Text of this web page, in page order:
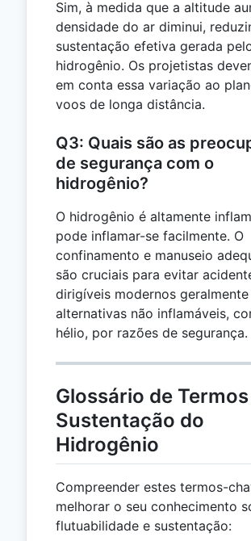
Sim, à medida que a altitude
densidade do ar diminui,
sustentação efetiva gerada
hidrogênio. Os projetistas
em conta essa variação ao
voos de longa distância.
Q3: Quais são as
de segurança com o
hidrogênio?
O hidrogênio é altamente
pode inflamar-se facilmente. O
confinamento e manuseio
são cruciais para evitar
dirigíveis modernos geralmente
alternativas não inflamáveis,
hélio, por razões de segurança.
Glossário de
Sustentação do
Hidrogênio
Compreender estes termos-
melhorar o seu conhecimento
flutuabilidade e sustentação: